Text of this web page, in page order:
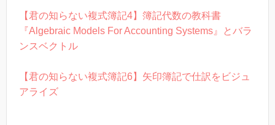
【君の知らない複式簿記4】簿記代数の教科書
『Algebraic Models For Accounting Systems』とバラ
ンスベクトル
【君の知らない複式簿記6】矢印簿記で仕訳をビジュ
アライズ